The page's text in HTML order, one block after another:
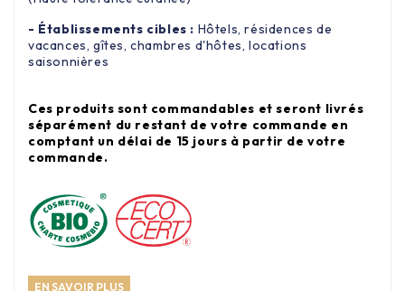
- Établissements cibles : Hôtels, résidences de
vacances, gîtes, chambres d'hôtes, locations
saisonnières
Ces produits sont commandables et seront livrés
séparément du restant de votre commande en
comptant un délai de 15 jours à partir de votre
commande.
EN SAVOIR PLUS